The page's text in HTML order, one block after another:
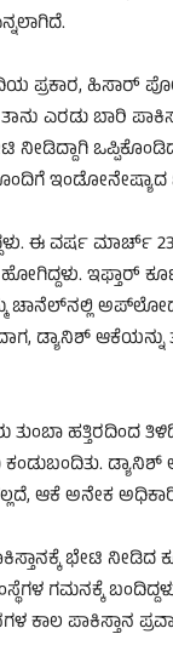
ಪ್ರಕಾರ, ಹಿಸಾರ್
ಎರಡು ಬಾರಿ
ನೀಡಿದ್ದಾಗಿ
ಇಂಡೋನೇಷ್ಯಾದ
ಈ ವರ್ಷ ಮಾರ್ಚ್ 23
ಇಫ್ತಾರ್
ಚಾನೆಲ್‌ನಲ್ಲಿ
ಡ್ಯಾನಿಶ್ ಆಕೆಯನ್ನು
ತುಂಬಾ ಹತ್ತಿರದಿಂದ
ಕಂಡುಬಂದಿತು.
ಆಕೆ ಅನೇಕ
ಭೇಟಿ ನೀಡಿದ
ಗಮನಕ್ಕೆ
ಕಾಲ ಪಾಕಿಸ್ತಾನ